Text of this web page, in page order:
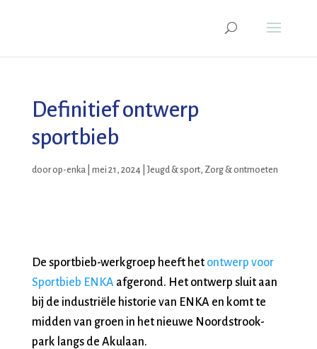
Definitief ontwerp
sportbieb
doorop-enka| mei 21, 2024 Jeugd & sport, Zorg & ontmoeten
De sportbieb-werkgroep heeft het ontwerp voor
Sportbieb ENKA afgerond. Het ontwerp sluit aan
bij de industriële historie van ENKA en komt te
midden van groen in het nieuwe Noordstrook-
park langs de Akulaan.